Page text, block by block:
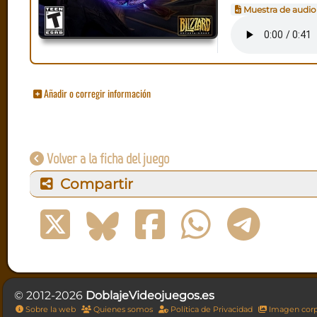
Muestra de audio
Añadir o corregir información
Volver a la ficha del juego
Compartir
© 2012-2026 DoblajeVideojuegos.es
Sobre la web Quienes somos Política de Privacidad Imagen